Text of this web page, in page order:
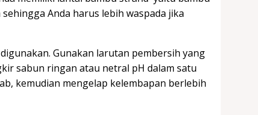
Anda harus lebih waspada jika
Gunakan larutan pembersih yang
sabun ringan atau netral pH dalam satu
kemudian mengelap kelembapan berlebih